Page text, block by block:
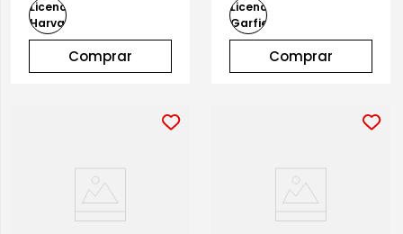
Comprar Comprar